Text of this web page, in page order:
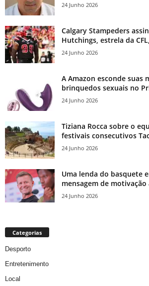
24 Junho 2026
Calgary Stampeders
Hutchings, estrela da
24 Junho 2026
A Amazon esconde suas
brinquedos sexuais no
24 Junho 2026
Tiziana Rocca sobre o
festivais consecutivos
24 Junho 2026
Uma lenda do basquete
mensagem de motivação
24 Junho 2026
Categorias
Desporto
Entretenimento
Local